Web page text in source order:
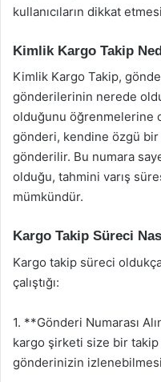
kullanıcıların dikkat
Kimlik Kargo Takip
Kimlik Kargo Takip,
gönderilerinin nerede
olduğunu öğrenmelerine
gönderi, kendine özgü
gönderilir. Bu numara
olduğu, tahmini varış
mümkündür.
Kargo Takip Süreci
Kargo takip süreci
çalıştığı:
1. **Gönderi Numarası
kargo şirketi size bir takip
gönderinizin